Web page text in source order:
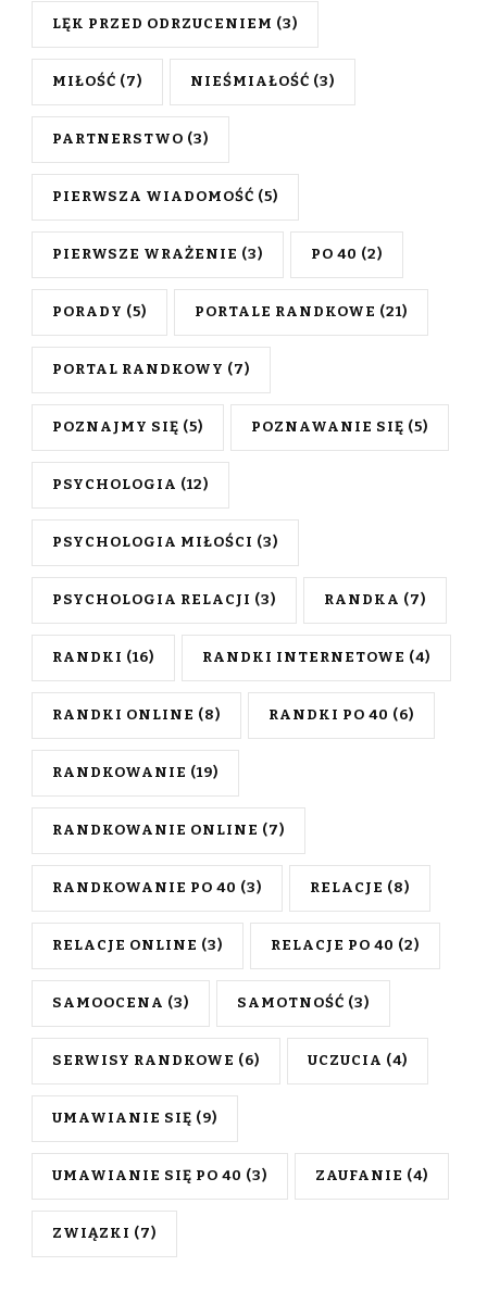
LĘK PRZED ODRZUCENIEM (3)
MIŁOŚĆ (7) NIEŚMIAŁOŚĆ (3)
PARTNERSTWO (3)
PIERWSZA WIADOMOŚĆ (5)
PIERWSZE WRAŻENIE (3) PO 40 (2)
PORADY (5) PORTALE RANDKOWE (21)
PORTAL RANDKOWY (7)
POZNAJMY SIĘ (5) POZNAWANIE SIĘ (5)
PSYCHOLOGIA (12)
PSYCHOLOGIA MIŁOŚCI (3)
PSYCHOLOGIA RELACJI (3) RANDKA (7)
RANDKI (16) RANDKI INTERNETOWE (4)
RANDKI ONLINE (8) RANDKI PO 40 (6)
RANDKOWANIE (19)
RANDKOWANIE ONLINE (7)
RANDKOWANIE PO 40 (3) RELACJE (8)
RELACJE ONLINE (3) RELACJE PO 40 (2)
SAMOOCENA (3) SAMOTNOŚĆ (3)
SERWISY RANDKOWE (6) UCZUCIA (4)
UMAWIANIE SIĘ (9)
UMAWIANIE SIĘ PO 40 (3) ZAUFANIE (4)
ZWIĄZKI (7)